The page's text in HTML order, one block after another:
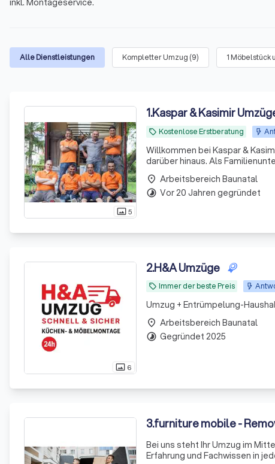
inkl. Montageservice.
Alle Dienstleistungen Kompletter Umzug (9) 1 Möbelstück
photo_size_select_actual5
1.Kaspar & Kasimir
local_offer Kostenlose Erstberatung
Willkommen bei Kaspar &
darüber hinaus. Als
Herausforderungen und
reibungslosen
place Arbeitsbereich Baunatal
timelapse Vor 20 Jahren gegründet
photo_size_select_actual 6
2.H&A Umzüge
local_offer Immer der beste Preis
Umzug + Entrümpelung-
place Arbeitsbereich Baunatal
timelapse Gegründet 2025
3.furniture mobile -
Bei uns steht Ihr Umzug im
Erfahrung und Fachwissen in